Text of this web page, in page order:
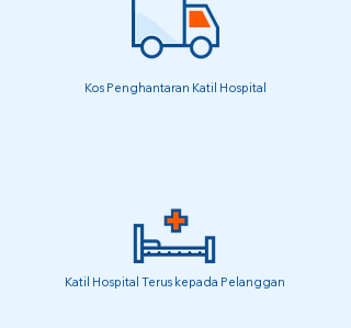
Kos Penghantaran Katil Hospital
Katil Hospital Terus kepada Pelanggan